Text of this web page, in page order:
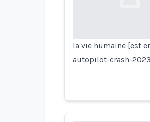
la vie humaine [est
autopilot-crash-